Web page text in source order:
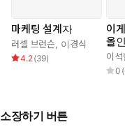
다. 흥망성쇠를 거듭하는
은 게임을 만드는 규칙을
의 게임”이라 불리는 바
행한 게임을 만들어 온, 게
마케팅 설계자
러셀 브런슨, 이경식
4.2(39)
이
올
71
이석
0 (
소장하기 버튼